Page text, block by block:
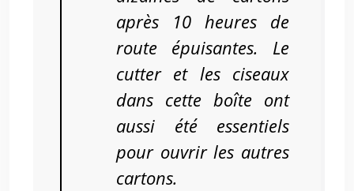
après 10 heures de
route épuisantes. Le
cutter et les ciseaux
dans cette boîte ont
aussi été essentiels
pour ouvrir les autres
cartons.